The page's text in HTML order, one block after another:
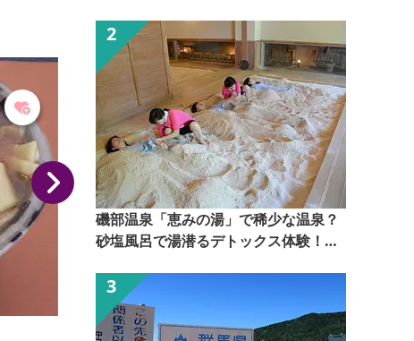
磯部温泉「恵みの湯」で稀少な温泉？
砂塩風呂で湯潜るデトックス体験！
者）】